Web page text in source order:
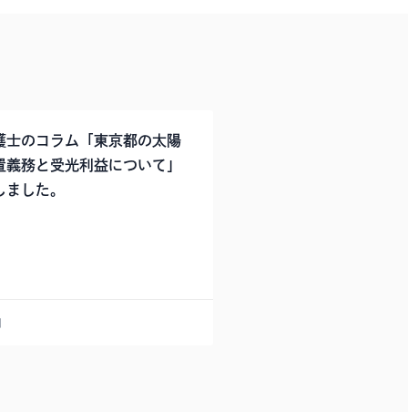
士のコラム「東京都の太陽
務と受光利益について」
した。